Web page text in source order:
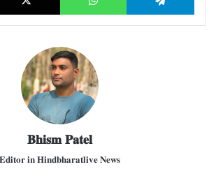
𝐁𝐡𝐢𝐬𝐦 𝐏𝐚𝐭𝐞𝐥
𝐄𝐝𝐢𝐭𝐨𝐫 𝐢𝐧 𝐇𝐢𝐧𝐝𝐛𝐡𝐚𝐫𝐚𝐭𝐥𝐢𝐯𝐞 𝐍𝐞𝐰𝐬